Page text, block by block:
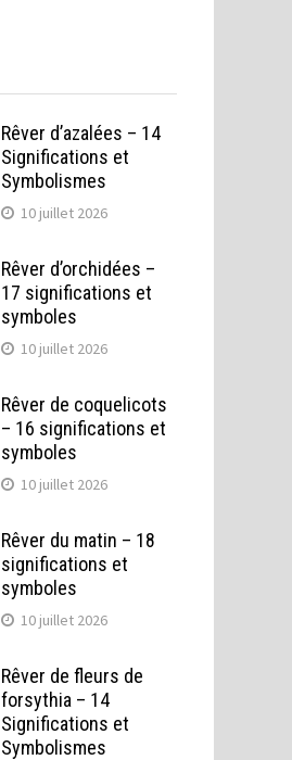
Rêver d’azalées – 14
Significations et
Symbolismes
10 juillet 2026
Rêver d’orchidées –
17 significations et
symboles
10 juillet 2026
Rêver de coquelicots
– 16 significations et
symboles
10 juillet 2026
Rêver du matin – 18
significations et
symboles
10 juillet 2026
Rêver de fleurs de
forsythia – 14
Significations et
Symbolismes